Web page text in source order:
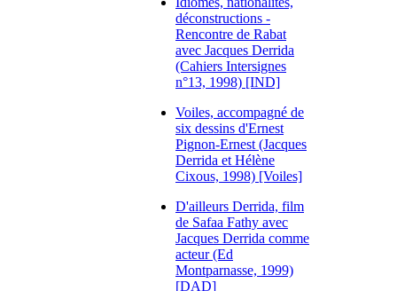
déconstructions -
Rencontre de Rabat
avec Jacques Derrida
(Cahiers Intersignes
n°13, 1998) [IND]
Voiles, accompagné de
six dessins d'Ernest
Pignon-Ernest (Jacques
Derrida et Hélène
Cixous, 1998) [Voiles]
D'ailleurs Derrida, film
de Safaa Fathy avec
Jacques Derrida comme
acteur (Ed
Montparnasse, 1999)
[DAD]